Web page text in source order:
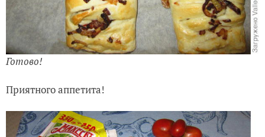
Готово!
Приятного аппетита!